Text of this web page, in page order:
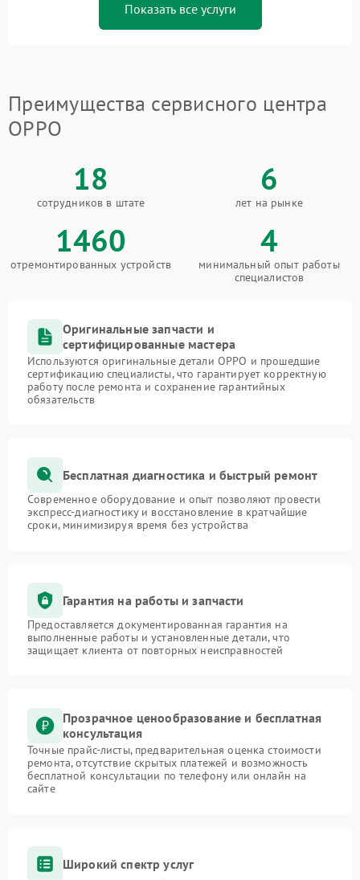
Показать все услуги
Преимущества сервисного центра
OPPO
18
сотрудников в штате
6
лет на рынке
1460
отремонтированных устройств
4
минимальный опыт работы
специалистов
Оригинальные запчасти и
сертифицированные мастера
Используются оригинальные детали OPPO и прошедшие
сертификацию специалисты, что гарантирует корректную
работу после ремонта и сохранение гарантийных
обязательств
Бесплатная диагностика и быстрый ремонт
Современное оборудование и опыт позволяют провести
экспресс-диагностику и восстановление в кратчайшие
сроки, минимизируя время без устройства
Гарантия на работы и запчасти
Предоставляется документированная гарантия на
выполненные работы и установленные детали, что
защищает клиента от повторных неисправностей
Прозрачное ценообразование и бесплатная
консультация
Точные прайс-листы, предварительная оценка стоимости
ремонта, отсутствие скрытых платежей и возможность
бесплатной консультации по телефону или онлайн на
сайте
Широкий спектр услуг